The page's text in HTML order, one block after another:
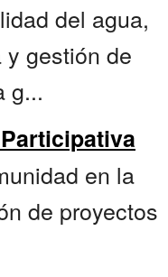
del agua,
gestión de
g...
en la
de proyectos